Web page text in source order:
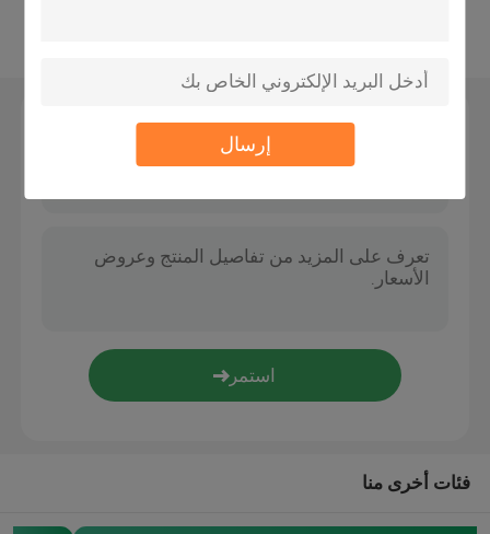
إرسال
وسائط التصفية الحيوية
لاميلا ميديا
الوسائط المرشحة البيولوجية
اترك رسالة
فئات أخرى منا